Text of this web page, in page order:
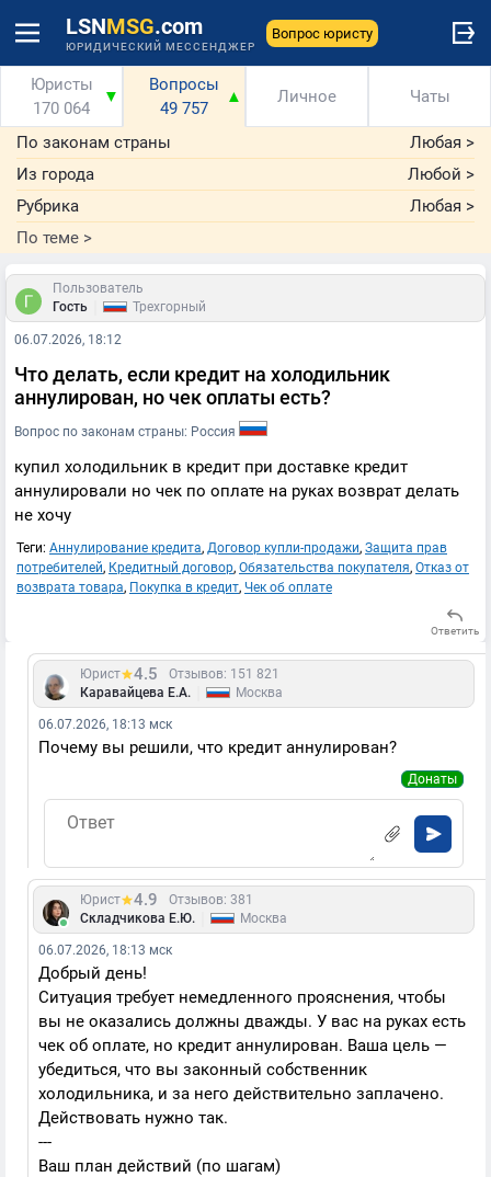
LSNMSG.com
ЮРИДИЧЕСКИЙ МЕССЕНДЖЕР
Вопрос юристу
Юристы
170 064
▼
Вопросы
49 757
▲ Личное Чаты
По законам страны Любая >
Из города
Любой >
Рубрика
Любая >
По теме >
Пользователь
Гость
Трехгорный
06.07.2026, 18:12
Что делать, если кредит на холодильник
аннулирован, но чек оплаты есть?
Вопрос по законам страны: Россия
купил холодильник в кредит при доставке кредит
аннулировали но чек по оплате на руках возврат делать
не хочу
Теги: Аннулирование кредита, Договор купли-продажи, Защита прав
потребителей, Кредитный договор, Обязательства покупателя, Отказ от
возврата товара, Покупка в кредит, Чек об оплате
Ответить
Юрист 4.5
Отзывов: 151 821
Каравайцева Е.А.
Москва
06.07.2026, 18:13 мск
Почему вы решили, что кредит аннулирован?
Донаты
Юрист 4.9
Отзывов: 381
Складчикова Е.Ю.
Москва
06.07.2026, 18:13 мск
Добрый день!
Ситуация требует немедленного прояснения, чтобы
вы не оказались должны дважды. У вас на руках есть
чек об оплате, но кредит аннулирован. Ваша цель —
убедиться, что вы законный собственник
холодильника, и за него действительно заплачено.
Действовать нужно так.
---
Ваш план действий (по шагам)